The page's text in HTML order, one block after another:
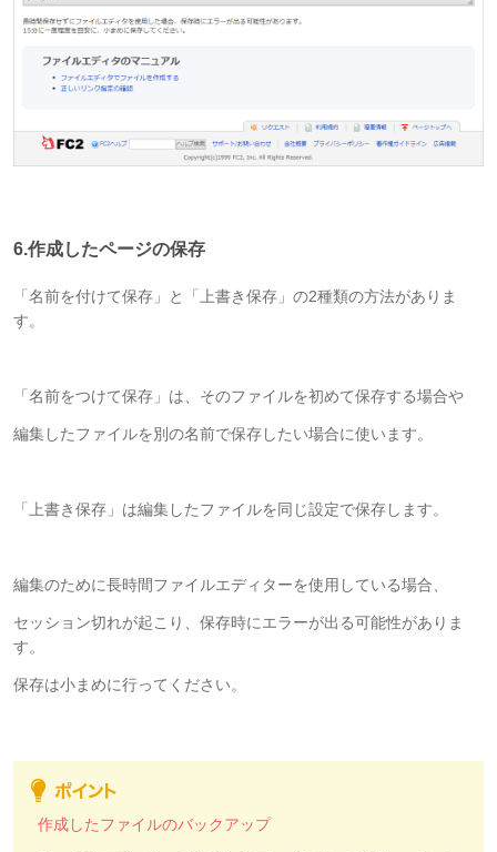
6.作成したページの保存
「名前を付けて保存」と「上書き保存」の2種類の方法がありま
す。
「名前をつけて保存」は、そのファイルを初めて保存する場合や
編集したファイルを別の名前で保存したい場合に使います。
「上書き保存」は編集したファイルを同じ設定で保存します。
編集のために長時間ファイルエディターを使用している場合、
セッション切れが起こり、保存時にエラーが出る可能性がありま
す。
保存は小まめに行ってください。
作成したファイルのバックアップ